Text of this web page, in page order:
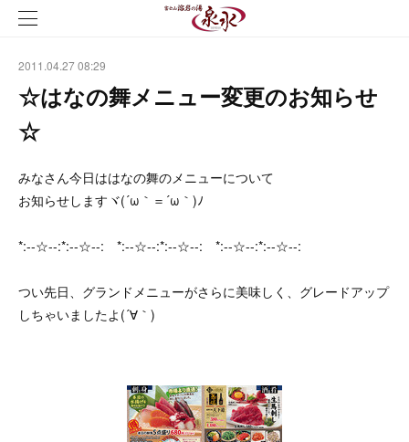
2011.04.27 08:29
☆はなの舞メニュー変更のお知らせ
☆
みなさん今日ははなの舞のメニューについて
お知らせしますヾ(´ω｀＝´ω｀)ﾉ
*:--☆--:*:--☆--: *:--☆--:*:--☆--: *:--☆--:*:--☆--:
つい先日、グランドメニューがさらに美味しく、グレードアップ
しちゃいましたよ(´∀｀)